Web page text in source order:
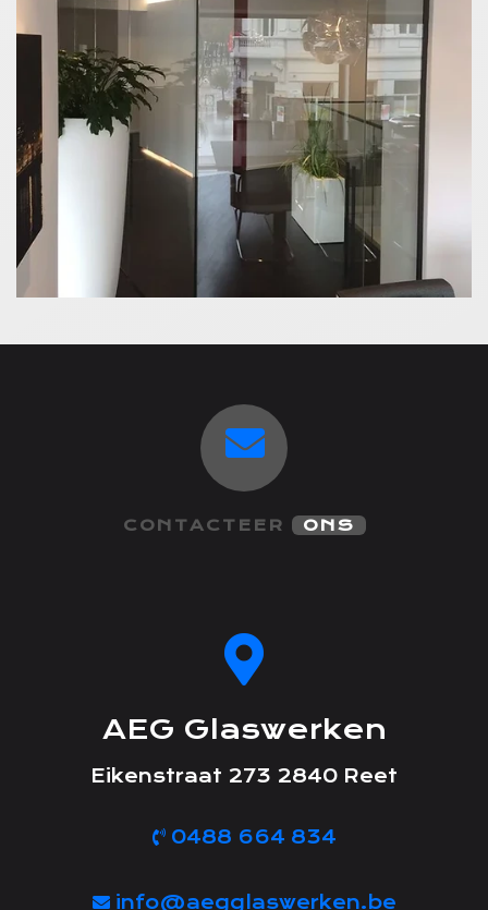
CONTACTEER ONS
AEG Glaswerken
Eikenstraat 273 2840 Reet
0488 664 834
info@aegglaswerken.be